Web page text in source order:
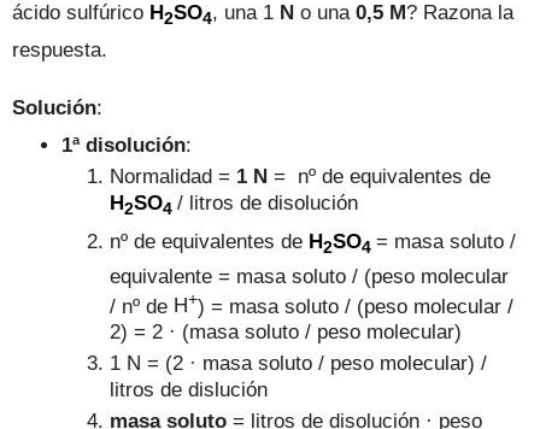
ácido sulfúrico H 2SO4, una 1 N o una 0,5 M ? Razona la
respuesta.
Solución:
1ª disolución:
Normalidad = 1 N= nº de equivalentes de
H2SO4/ litros de disolución
nº de equivalentes de H2SO4= masa soluto /
equivalente = masa soluto / (peso molecular
/ nº de H+) = masa soluto / (peso molecular /
2) = 2 · (masa soluto / peso molecular)
1 N = (2 · masa soluto / peso molecular) /
litros de dislución
masa soluto = litros de disolución · peso